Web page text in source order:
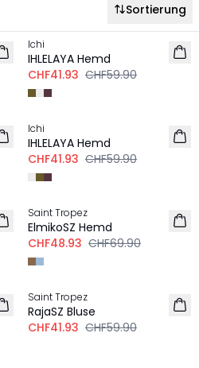
Sortierung
Ichi
IHLELAYA Hemd
CHF41.93 CHF59.90
-30%
Ichi
IHLELAYA Hemd
CHF41.93 CHF59.90
-30%
Saint Tropez
ElmikoSZ Hemd
CHF48.93 CHF69.90
-30%
Saint Tropez
RajaSZ Bluse
CHF41.93 CHF59.90